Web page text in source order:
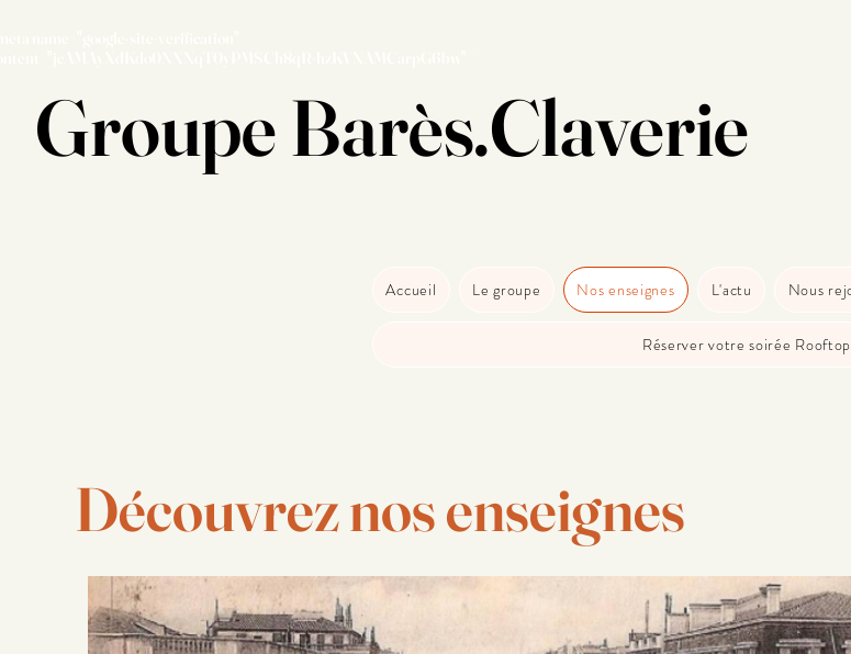
Groupe Barès.Claverie
Accueil Le groupe Nos enseignes L'actu Nous
Réserver votre soirée Rooftop
Découvrez nos enseignes